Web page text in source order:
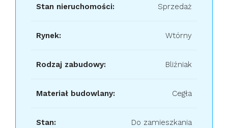
Stan nieruchomości: Sprzedaż
Rynek: Wtórny
Rodzaj zabudowy: Bliźniak
Materiał budowlany: Cegła
Stan: Do zamieszkania